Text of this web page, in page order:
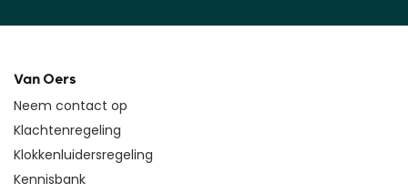
Van Oers
Neem contact op
Klachtenregeling
Klokkenluidersregeling
Kennisbank